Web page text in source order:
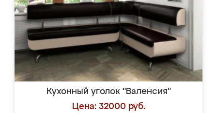
Кухонный уголок "Валенсия"
Цена: 32000 руб.